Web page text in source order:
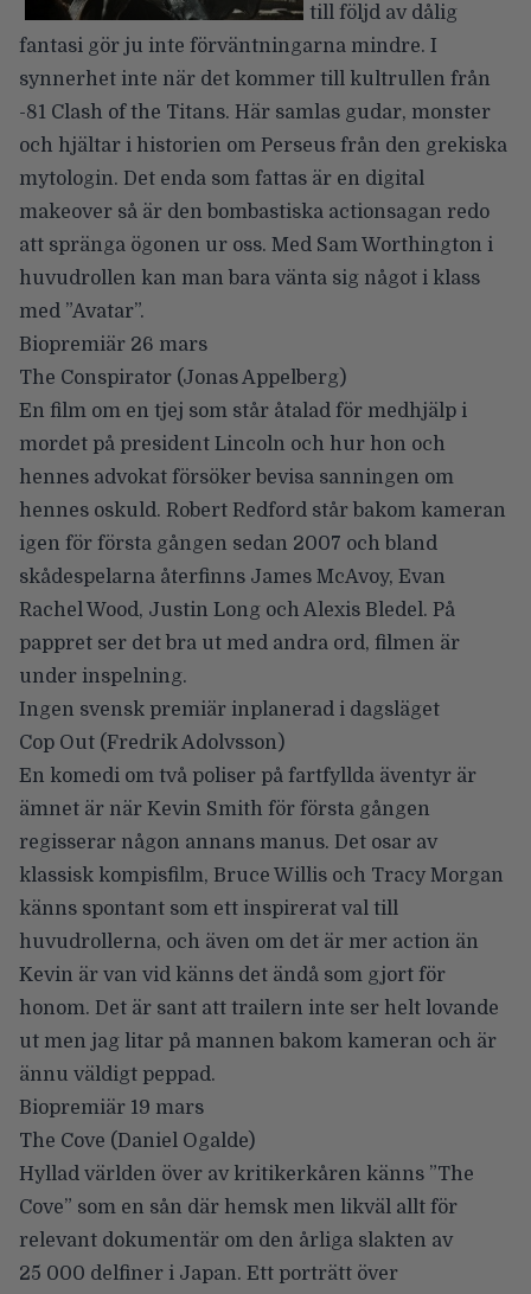
till följd av dålig
fantasi gör ju inte förväntningarna mindre. I
synnerhet inte när det kommer till kultrullen från
-81 Clash of the Titans. Här samlas gudar, monster
och hjältar i historien om Perseus från den grekiska
mytologin. Det enda som fattas är en digital
makeover så är den bombastiska actionsagan redo
att spränga ögonen ur oss. Med Sam Worthington i
huvudrollen kan man bara vänta sig något i klass
med ”Avatar”.
Biopremiär 26 mars
The Conspirator (Jonas Appelberg)
En film om en tjej som står åtalad för medhjälp i
mordet på president Lincoln och hur hon och
hennes advokat försöker bevisa sanningen om
hennes oskuld. Robert Redford står bakom kameran
igen för första gången sedan 2007 och bland
skådespelarna återfinns James McAvoy, Evan
Rachel Wood, Justin Long och Alexis Bledel. På
pappret ser det bra ut med andra ord, filmen är
under inspelning.
Ingen svensk premiär inplanerad i dagsläget
Cop Out (Fredrik Adolvsson)
En komedi om två poliser på fartfyllda äventyr är
ämnet är när Kevin Smith för första gången
regisserar någon annans manus. Det osar av
klassisk kompisfilm, Bruce Willis och Tracy Morgan
känns spontant som ett inspirerat val till
huvudrollerna, och även om det är mer action än
Kevin är van vid känns det ändå som gjort för
honom. Det är sant att trailern inte ser helt lovande
ut men jag litar på mannen bakom kameran och är
ännu väldigt peppad.
Biopremiär 19 mars
The Cove (Daniel Ogalde)
Hyllad världen över av kritikerkåren känns ”The
Cove” som en sån där hemsk men likväl allt för
relevant dokumentär om den årliga slakten av
25 000 delfiner i Japan. Ett porträtt över